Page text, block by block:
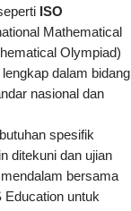
ISO
Mathematical
Olympiad)
dalam bidang
nasional dan
spesifik
ditekuni dan ujian
bersama
Education untuk